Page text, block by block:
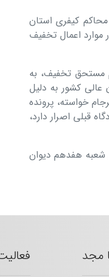
کیفری استان
اعمال تخفیف
مستحق تخفیف، به
دیوان عالی کشور به دلیل
خواسته، پرونده
قبلی اصرار دارد،
از مجموع ۶۵ نفر از قضات حاضر در جلسه، ۶۲ نفر رأی شعبه هفدهم دیوان
مجد